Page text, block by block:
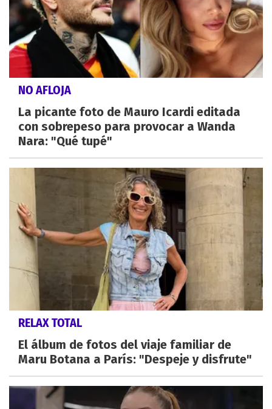
NO AFLOJA
La picante foto de Mauro Icardi editada
con sobrepeso para provocar a Wanda
Nara: "Qué tupé"
RELAX TOTAL
El álbum de fotos del viaje familiar de
Maru Botana a París: "Despeje y disfrute"